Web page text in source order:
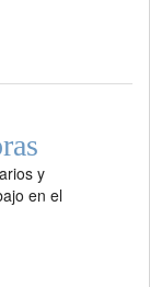
y
en el